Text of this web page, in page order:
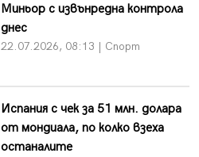
Миньор с извънредна контрола
днес
22.07.2026, 08:13 | Спорт
Испания с чек за 51 млн. долара
от мондиала, по колко взеха
останалите